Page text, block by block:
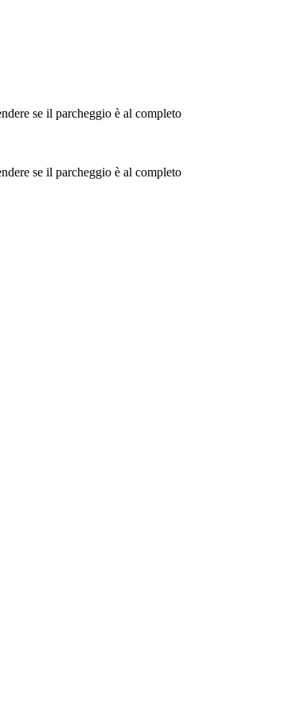
se il parcheggio è al completo
se il parcheggio è al completo